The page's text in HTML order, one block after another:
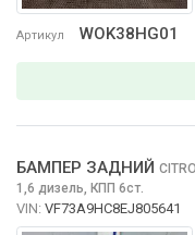
Артикул WOK38HG01
БАМПЕР ЗАДНИЙ
1,6 дизель, КПП 6ст.
VIN: VF73A9HC8EJ805641